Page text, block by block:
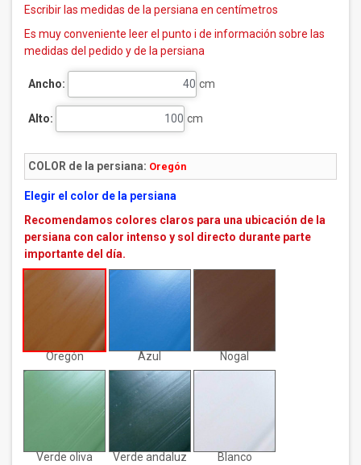
Escribir las medidas de la persiana en centímetros
Es muy conveniente leer el punto i de información sobre las
medidas del pedido y de la persiana
Ancho: cm
Alto: cm
COLOR de la persiana: Oregón
Elegir el color de la persiana
Recomendamos colores claros para una ubicación de la
persiana con calor intenso y sol directo durante parte
importante del día.
Oregón Azul Nogal
Verde oliva Verde andaluz Blanco